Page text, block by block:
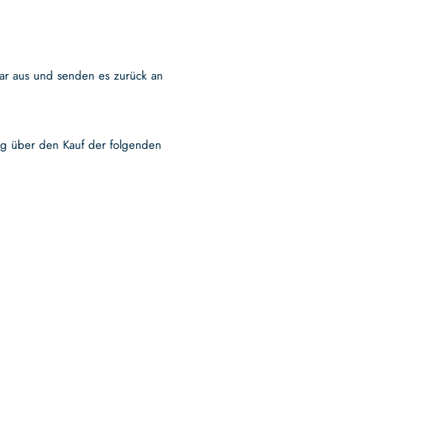
aus und senden es zurück an
über den Kauf der folgenden